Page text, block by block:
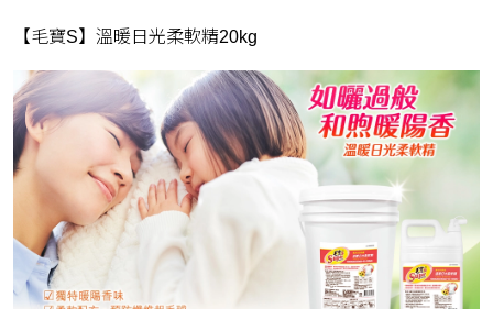
【毛寶S】溫暖日光柔軟精20kg